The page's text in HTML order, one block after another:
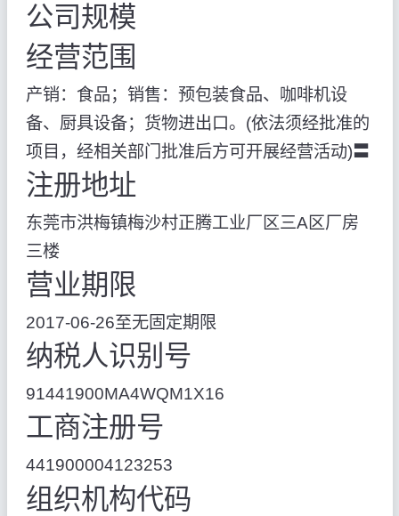
公司规模
经营范围
产销：食品；销售：预包装食品、咖啡机设
备、厨具设备；货物进出口。(依法须经批准的
项目，经相关部门批准后方可开展经营活动)〓
注册地址
东莞市洪梅镇梅沙村正腾工业厂区三A区厂房
三楼
营业期限
2017-06-26至无固定期限
纳税人识别号
91441900MA4WQM1X16
工商注册号
441900004123253
组织机构代码